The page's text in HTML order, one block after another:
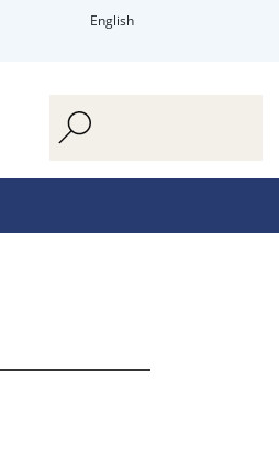
English